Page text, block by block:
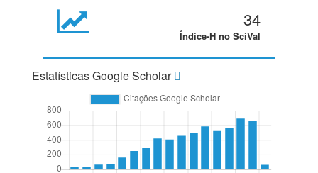
34
Índice-H no SciVal
Estatísticas Google Scholar